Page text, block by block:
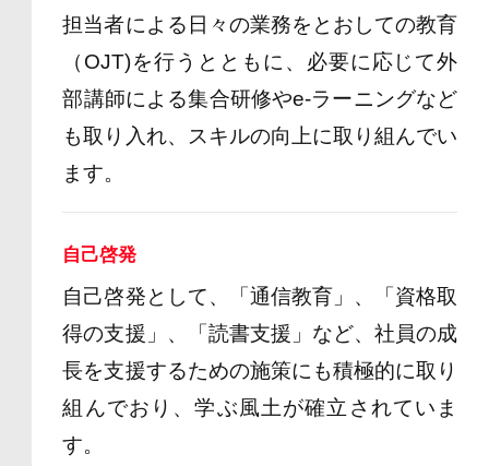
担当者による日々の業務をとおしての教育
（OJT)を行うとともに、必要に応じて外
部講師による集合研修やe-ラーニングなど
も取り入れ、スキルの向上に取り組んでい
ます。
自己啓発
自己啓発として、「通信教育」、「資格取
得の支援」、「読書支援」など、社員の成
長を支援するための施策にも積極的に取り
組んでおり、学ぶ風土が確立されていま
す。